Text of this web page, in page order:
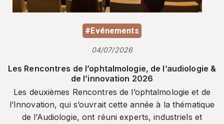
#Evénements
04/07/2026
Les Rencontres de l’ophtalmologie, de l’audiologie &
de l’innovation 2026
Les deuxièmes Rencontres de l’ophtalmologie et de
l’Innovation, qui s’ouvrait cette année à la thématique
de l’Audiologie, ont réuni experts, industriels et